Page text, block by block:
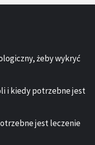
żeby wykryć
i kiedy potrzebne jest
jest leczenie